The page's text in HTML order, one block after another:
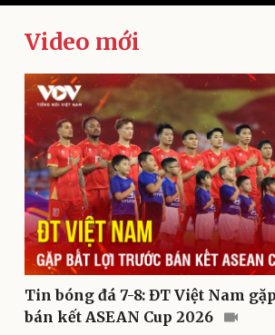
Kinh tế
Bất động sản
Khởi nghiệp
Thị
Giá vàng
Tiêu
Tỷ giá
Chứng
Giá cà
Video mới
Tin bóng đá 7-8: ĐT Việt Nam
bán kết ASEAN Cup 2026